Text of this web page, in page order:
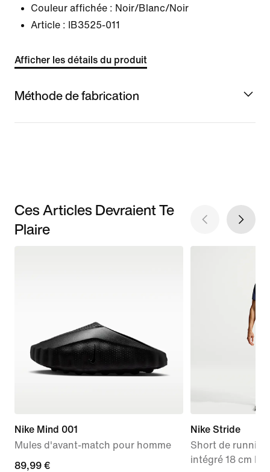
Couleur affichée : Noir/Blanc/Noir
Article :
IB3525-011
Afficher les détails du produit
Méthode de fabrication
Ces Articles Devraient Te
Plaire
Nike Mind 001
Mules d'avant-match pour homme
89,99 €
89,99 €
Nike Stride
Short de
intégré 18 cm